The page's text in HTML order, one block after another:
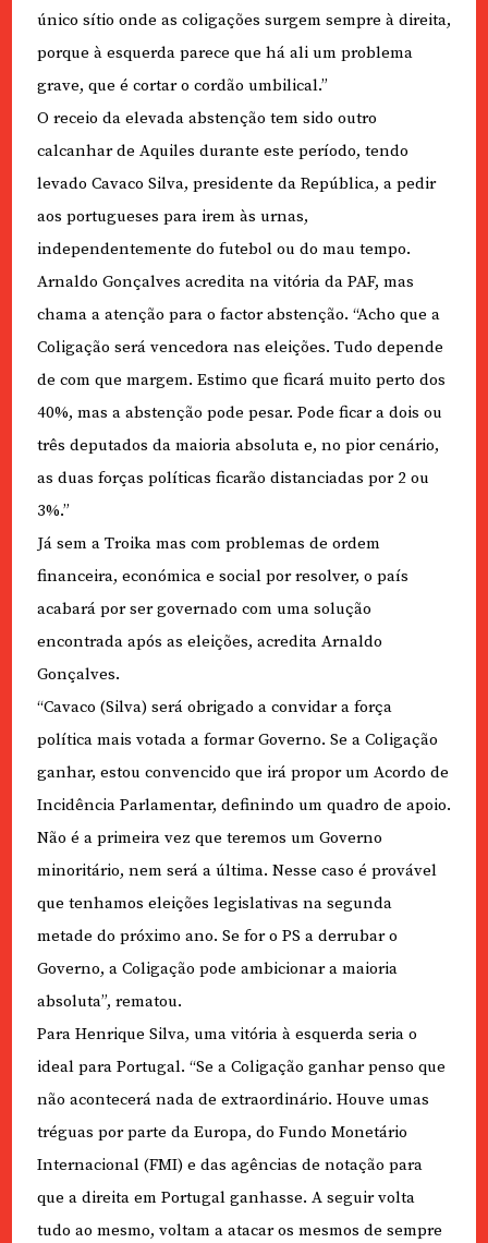
único sítio onde as coligações surgem sempre à direita,
porque à esquerda parece que há ali um problema
grave, que é cortar o cordão umbilical.”
O receio da elevada abstenção tem sido outro
calcanhar de Aquiles durante este período, tendo
levado Cavaco Silva, presidente da República, a pedir
aos portugueses para irem às urnas,
independentemente do futebol ou do mau tempo.
Arnaldo Gonçalves acredita na vitória da PAF, mas
chama a atenção para o factor abstenção. “Acho que a
Coligação será vencedora nas eleições. Tudo depende
de com que margem. Estimo que ficará muito perto dos
40%, mas a abstenção pode pesar. Pode ficar a dois ou
três deputados da maioria absoluta e, no pior cenário,
as duas forças políticas ficarão distanciadas por 2 ou
3%.”
Já sem a Troika mas com problemas de ordem
financeira, económica e social por resolver, o país
acabará por ser governado com uma solução
encontrada após as eleições, acredita Arnaldo
Gonçalves.
“Cavaco (Silva) será obrigado a convidar a força
política mais votada a formar Governo. Se a Coligação
ganhar, estou convencido que irá propor um Acordo de
Incidência Parlamentar, definindo um quadro de apoio.
Não é a primeira vez que teremos um Governo
minoritário, nem será a última. Nesse caso é provável
que tenhamos eleições legislativas na segunda
metade do próximo ano. Se for o PS a derrubar o
Governo, a Coligação pode ambicionar a maioria
absoluta”, rematou.
Para Henrique Silva, uma vitória à esquerda seria o
ideal para Portugal. “Se a Coligação ganhar penso que
não acontecerá nada de extraordinário. Houve umas
tréguas por parte da Europa, do Fundo Monetário
Internacional (FMI) e das agências de notação para
que a direita em Portugal ganhasse. A seguir volta
tudo ao mesmo, voltam a atacar os mesmos de sempre